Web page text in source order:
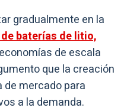
gradualmente en la
baterías de litio,
de escala
que la creación
de mercado para
a la demanda.